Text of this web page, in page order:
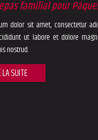
familial pour
dolor sit amet, consectetur
ut labore et dolore
nostrud.
LA SUITE